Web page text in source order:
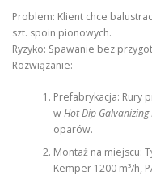
Problem: Klient chce
szt. spoin pionowych.
Ryzyko: Spawanie bez
Rozwiązanie:
Prefabrykacja: Rury
wHot Dip
oparów.
Montaż na miejscu:
Kemper 1200 m³/h,